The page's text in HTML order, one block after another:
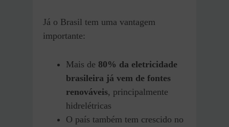
Já o Brasil tem uma vantagem
importante:
Mais de 80% da eletricidade
brasileira já vem de fontes
renováveis, principalmente
hidrelétricas
O país também tem crescido no